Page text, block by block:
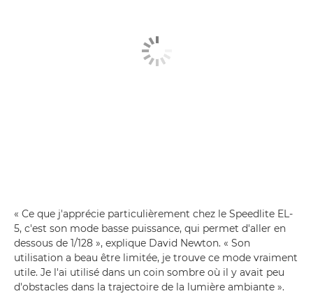
« Ce que j'apprécie particulièrement chez le Speedlite EL-
5, c'est son mode basse puissance, qui permet d'aller en
dessous de 1/128 », explique David Newton. « Son
utilisation a beau être limitée, je trouve ce mode vraiment
utile. Je l'ai utilisé dans un coin sombre où il y avait peu
d'obstacles dans la trajectoire de la lumière ambiante ».